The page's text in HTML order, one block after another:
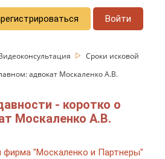
Войти
Сроки исковой
адвокат Москаленко А.В.
- коротко о
Москаленко А.В.
фирма "Москаленко и Партнеры"